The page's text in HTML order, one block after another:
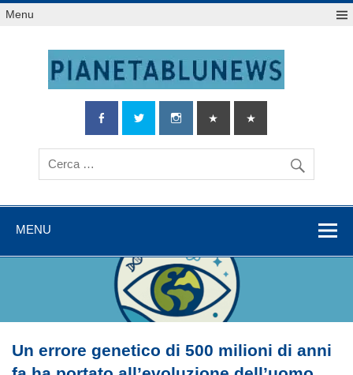
Salta
alMenu
MENU
Un errore genetico di 500 milioni di anni